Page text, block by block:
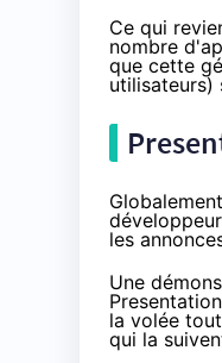
Ce qui
nombre
que cette
utilisateurs)
les
Une
la volée
qui la